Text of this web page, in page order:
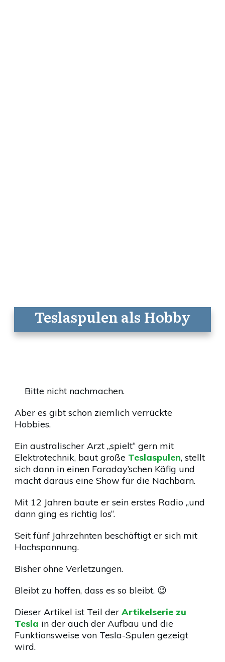
Teslaspulen als Hobby
Bitte nicht nachmachen.
Aber es gibt schon ziemlich verrückte
Hobbies.
Ein australischer Arzt „spielt“ gern mit
Elektrotechnik, baut große Teslaspulen, stellt
sich dann in einen Faraday’schen Käfig und
macht daraus eine Show für die Nachbarn.
Mit 12 Jahren baute er sein erstes Radio „und
dann ging es richtig los“.
Seit fünf Jahrzehnten beschäftigt er sich mit
Hochspannung.
Bisher ohne Verletzungen.
Bleibt zu hoffen, dass es so bleibt. 😉
Dieser Artikel ist Teil der Artikelserie zu
Tesla in der auch der Aufbau und die
Funktionsweise von Tesla-Spulen gezeigt
wird.